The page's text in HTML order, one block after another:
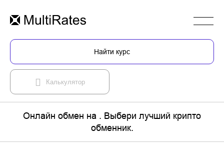
Найти курс
Калькулятор
Онлайн обмен на . Выбери лучший крипто
обменник.